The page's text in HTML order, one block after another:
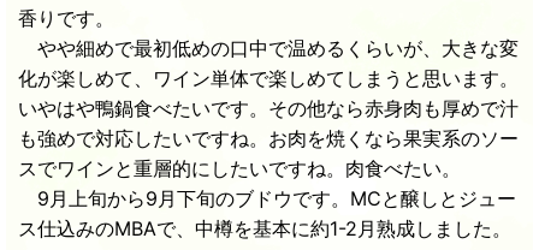
香りです。
やや細めで最初低めの口中で温めるくらいが、大きな変
化が楽しめて、ワイン単体で楽しめてしまうと思います。
いやはや鴨鍋食べたいです。その他なら赤身肉も厚めで汁
も強めで対応したいですね。お肉を焼くなら果実系のソー
スでワインと重層的にしたいですね。肉食べたい。
9月上旬から9月下旬のブドウです。MCと醸しとジュー
ス仕込みのMBAで、中樽を基本に約1-2月熟成しました。